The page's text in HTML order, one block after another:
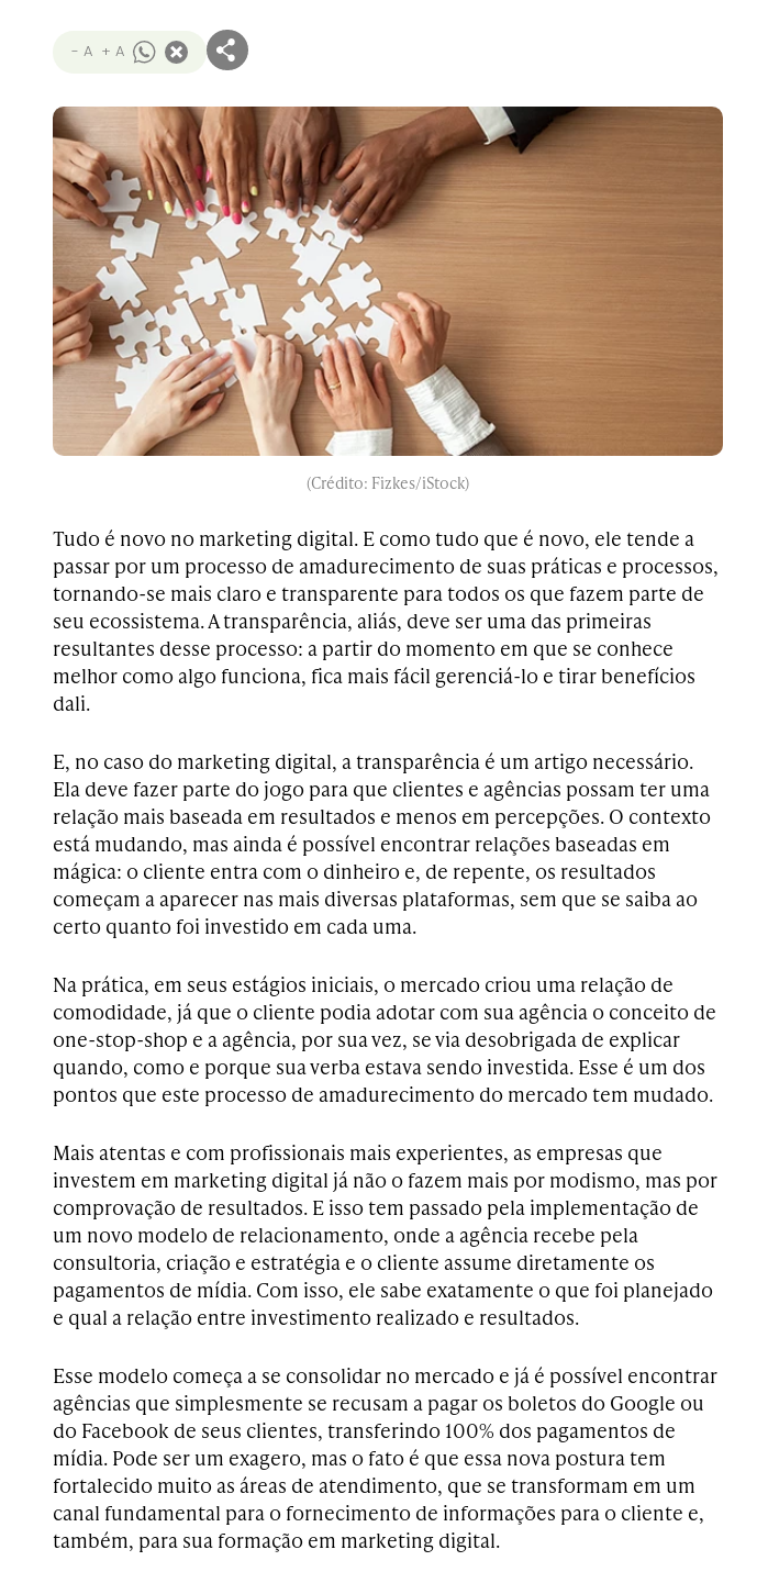
- A + A
(Crédito: Fizkes/iStock)
Tudo é novo no marketing digital. E como tudo que é novo, ele tende a
passar por um processo de amadurecimento de suas práticas e processos,
tornando-se mais claro e transparente para todos os que fazem parte de
seu ecossistema. A transparência, aliás, deve ser uma das primeiras
resultantes desse processo: a partir do momento em que se conhece
melhor como algo funciona, fica mais fácil gerenciá-lo e tirar benefícios
dali.
E, no caso do marketing digital, a transparência é um artigo necessário.
Ela deve fazer parte do jogo para que clientes e agências possam ter uma
relação mais baseada em resultados e menos em percepções. O contexto
está mudando, mas ainda é possível encontrar relações baseadas em
mágica: o cliente entra com o dinheiro e, de repente, os resultados
começam a aparecer nas mais diversas plataformas, sem que se saiba ao
certo quanto foi investido em cada uma.
Na prática, em seus estágios iniciais, o mercado criou uma relação de
comodidade, já que o cliente podia adotar com sua agência o conceito de
one-stop-shop e a agência, por sua vez, se via desobrigada de explicar
quando, como e porque sua verba estava sendo investida. Esse é um dos
pontos que este processo de amadurecimento do mercado tem mudado.
Mais atentas e com profissionais mais experientes, as empresas que
investem em marketing digital já não o fazem mais por modismo, mas por
comprovação de resultados. E isso tem passado pela implementação de
um novo modelo de relacionamento, onde a agência recebe pela
consultoria, criação e estratégia e o cliente assume diretamente os
pagamentos de mídia. Com isso, ele sabe exatamente o que foi planejado
e qual a relação entre investimento realizado e resultados.
Esse modelo começa a se consolidar no mercado e já é possível encontrar
agências que simplesmente se recusam a pagar os boletos do Google ou
do Facebook de seus clientes, transferindo 100% dos pagamentos de
mídia. Pode ser um exagero, mas o fato é que essa nova postura tem
fortalecido muito as áreas de atendimento, que se transformam em um
canal fundamental para o fornecimento de informações para o cliente e,
também, para sua formação em marketing digital.